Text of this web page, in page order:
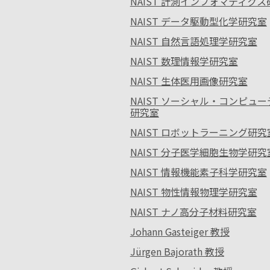
NAIST データ駆動型化学研究室
NAIST 自然言語処理学研究室
NAIST 数理情報学研究室
NAIST 生体医用画像研究室
NAIST ソーシャル・コンピュー
研究室
NAIST ロボットラーニング研究
NAIST 分子医学細胞生物学研究
NAIST 情報機能素子科学研究室
NAIST 物性情報物理学研究室
NAIST ナノ高分子材料研究室
Johann Gasteiger 教授
Jürgen Bajorath 教授